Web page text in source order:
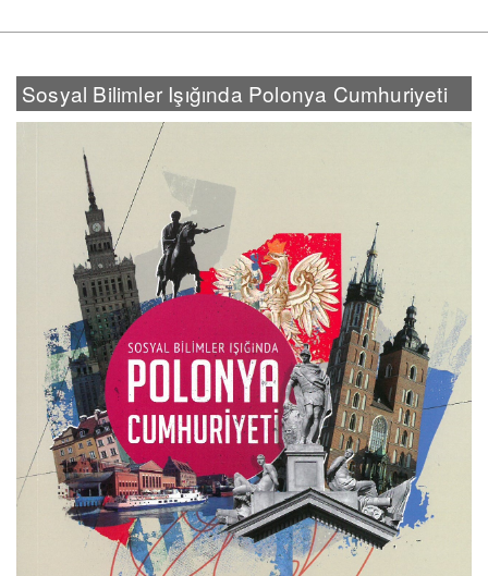
Sosyal Bilimler Işığında Polonya Cumhuriyeti